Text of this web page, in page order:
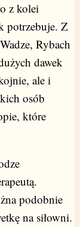
z kolei
potrzebuje. Z
Rybach
dawek
ale i
osób
które
podobnie
na siłowni.